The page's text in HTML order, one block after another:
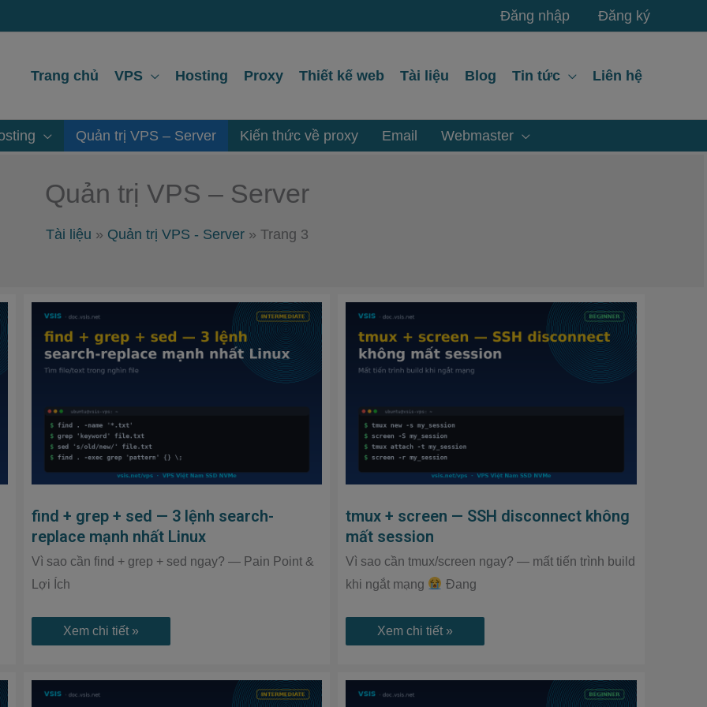
Đăng nhập Đăng ký
Trang chủ VPS Hosting Proxy Thiết kế web Tài liệu Blog Tin tức Liên hệ
Quản trị VPS – Server Kiến thức về proxy Email Webmaster
Quản trị VPS – Server
Tài liệu » Quản trị VPS - Server» Trang 3
find + grep + sed — 3 lệnh search-
replace mạnh nhất Linux
Vì sao cần find + grep + sed ngay? — Pain Point &
Lợi Ích
+
grep
+
sed
—
search-
replace
mạnh
nhất
Linux
Xem chi tiết »
tmux + screen — SSH disconnect không
mất session
Vì sao cần tmux/screen ngay? — mất tiến trình build
khi ngắt mạng
Đang
+
screen
—
SSH
disconnect
session
Xem chi tiết »
service